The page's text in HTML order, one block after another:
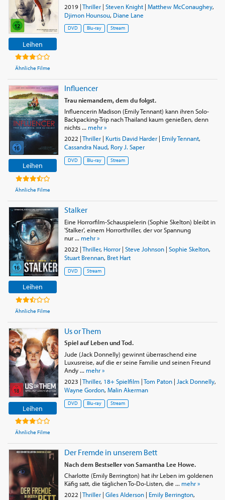
Leihen
Ähnliche Filme
2019|Thriller| Steven Knight| Matthew McConaughey,
Djimon Hounsou, Diane Lane
DVD Blu-ray Stream
Leihen
Ähnliche Filme
Influencer
Trau niemandem, dem du folgst.
Influencerin Madison (Emily Tennant) kann ihren Solo-
Backpacking-Trip nach Thailand kaum genießen, denn
nichts ... mehr »
2022 |Thriller| Kurtis David Harder| Emily Tennant,
Cassandra Naud, Rory J. Saper
DVD Blu-ray Stream
Leihen
Ähnliche Filme
Stalker
Eine Horrorfilm-Schauspielerin (Sophie Skelton) bleibt in
'Stalker', einem Horrorthriller, der vor Spannung
nur ... mehr »
2022 |Thriller, Horror| Steve Johnson| Sophie Skelton,
Stuart Brennan, Bret Hart
DVD Stream
Leihen
Ähnliche Filme
Us or Them
Spiel auf Leben und Tod.
Jude (Jack Donnelly) gewinnt überraschend eine
Luxusreise, auf die er seine Familie und seinen Freund
Andy ... mehr »
2023 |Thriller, 18+ Spielfilm |Tom Paton| Jack Donnelly,
Wayne Gordon, Malin Akerman
DVD Blu-ray Stream
Der Fremde in unserem Bett
Nach dem Bestseller von Samantha Lee Howe.
Charlotte (Emily Berrington) hat ihr Leben im goldenen
Käfig satt, die täglichen To-Do-Listen, die ... mehr »
2022 |Thriller| Giles Alderson| Emily Berrington,